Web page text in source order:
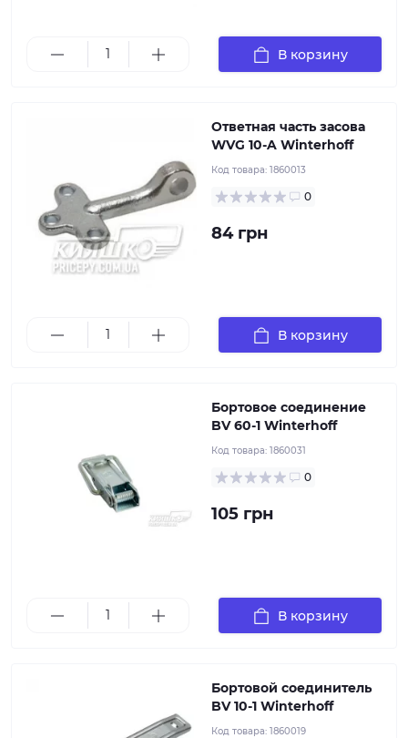
В корзину
Ответная часть засова
WVG 10-A Winterhoff
Код товара: 1860013
0
84 грн
В корзину
Модель: BV 60-1, совместим с фиксатором BV 60,
исполнение - замок-защелка, Особенности монтажа:
цинкование, Производитель: : Winterhoff, Вес. 0.11 кг
Бортовое соединение
BV 60-1 Winterhoff
Код товара: 1860031
0
105 грн
В корзину
Бортовой соединитель
BV 10-1 Winterhoff
Код товара: 1860019